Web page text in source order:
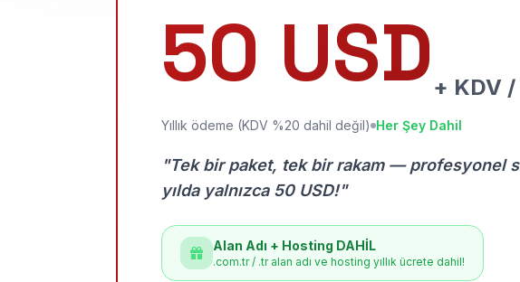
50 USD + KDV /
Yıllık ödeme (KDV %20 dahil değil) Her Şey Dahil
"Tek bir paket, tek bir rakam — profesyonel
yılda yalnızca 50 USD!"
Alan Adı + Hosting DAHİL
.com.tr / .tr alan adı ve hosting yıllık ücrete dahil!